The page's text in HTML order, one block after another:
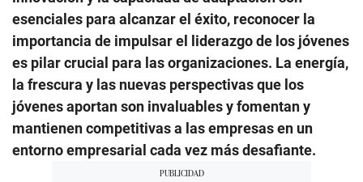
esenciales para alcanzar el éxito, reconocer la
importancia de impulsar el liderazgo de los jóvenes
es pilar crucial para las organizaciones. La energía,
la frescura y las nuevas perspectivas que los
jóvenes aportan son invaluables y fomentan y
mantienen competitivas a las empresas en un
entorno empresarial cada vez más desafiante.